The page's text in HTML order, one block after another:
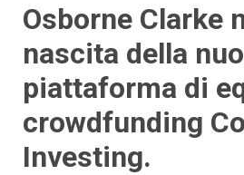
Osborne Clarke
nascita della
piattaforma di
crowdfunding
Investing.